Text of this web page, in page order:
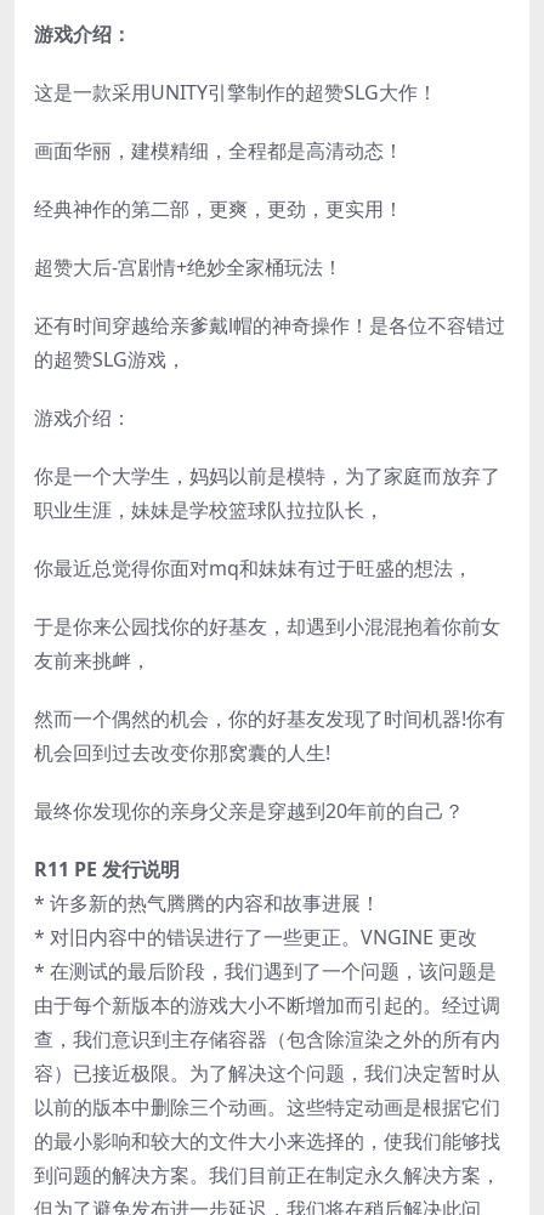
游戏介绍：
这是一款采用UNITY引擎制作的超赞SLG大作！
画面华丽，建模精细，全程都是高清动态！
经典神作的第二部，更爽，更劲，更实用！
超赞大后-宫剧情+绝妙全家桶玩法！
还有时间穿越给亲爹戴l帽的神奇操作！是各位不容错过
的超赞SLG游戏，
游戏介绍：
你是一个大学生，妈妈以前是模特，为了家庭而放弃了
职业生涯，妹妹是学校篮球队拉拉队长，
你最近总觉得你面对mq和妹妹有过于旺盛的想法，
于是你来公园找你的好基友，却遇到小混混抱着你前女
友前来挑衅，
然而一个偶然的机会，你的好基友发现了时间机器!你有
机会回到过去改变你那窝囊的人生!
最终你发现你的亲身父亲是穿越到20年前的自己？
R11 PE 发行说明
* 许多新的热气腾腾的内容和故事进展！
* 对旧内容中的错误进行了一些更正。VNGINE 更改
* 在测试的最后阶段，我们遇到了一个问题，该问题是
由于每个新版本的游戏大小不断增加而引起的。经过调
查，我们意识到主存储容器（包含除渲染之外的所有内
容）已接近极限。为了解决这个问题，我们决定暂时从
以前的版本中删除三个动画。这些特定动画是根据它们
的最小影响和较大的文件大小来选择的，使我们能够找
到问题的解决方案。我们目前正在制定永久解决方案，
但为了避免发布进一步延迟，我们将在稍后解决此问